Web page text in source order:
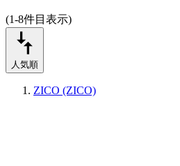
(1-8件目表示)
人気順
ZICO (ZICO)